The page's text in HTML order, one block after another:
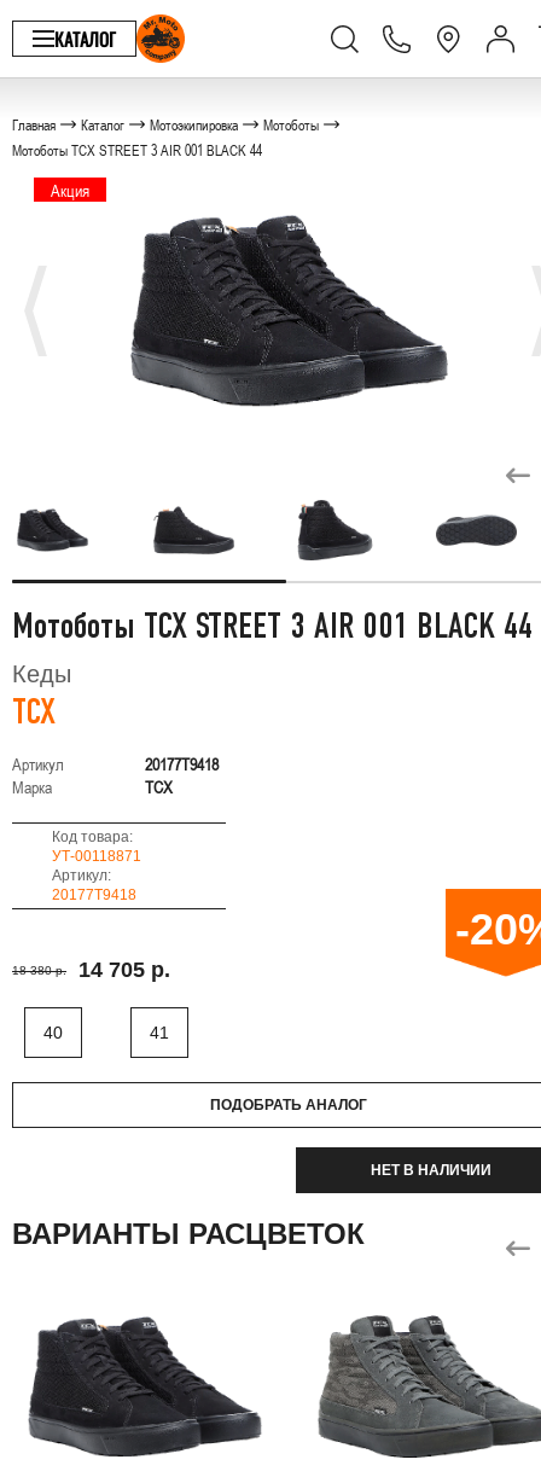
КАТАЛОГ
Главная Каталог Мотоэкипировка
Мотоботы
Мотоботы TCX STREET 3 AIR 001 BLACK 44
Акция
Мотоботы TCX STREET 3 AIR 001 BLACK 44
Кеды
TCX
Артикул
20177T9418
Марка
TCX
Код товара:
УТ-00118871
Артикул:
20177T9418
18 380 р. 14 705 р.
-
40 41
ПОДОБРАТЬ АНАЛОГ
НЕТ В НАЛИЧИИ
ВАРИАНТЫ РАСЦВЕТОК